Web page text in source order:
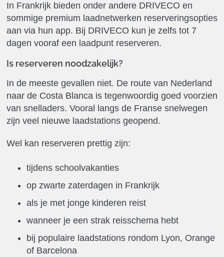
In Frankrijk bieden onder andere DRIVECO en
sommige premium laadnetwerken reserveringsopties
aan via hun app. Bij DRIVECO kun je zelfs tot 7
dagen vooraf een laadpunt reserveren.
Is reserveren noodzakelijk?
In de meeste gevallen niet. De route van Nederland
naar de Costa Blanca is tegenwoordig goed voorzien
van snelladers. Vooral langs de Franse snelwegen
zijn veel nieuwe laadstations geopend.
Wel kan reserveren prettig zijn:
tijdens schoolvakanties
op zwarte zaterdagen in Frankrijk
als je met jonge kinderen reist
wanneer je een strak reisschema hebt
bij populaire laadstations rondom Lyon, Orange
of Barcelona